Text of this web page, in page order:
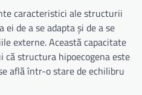
caracteristici ale structurii
ei de a se adapta și de a se
externe. Această capacitate
structura hipoecogena este
află într-o stare de echilibru